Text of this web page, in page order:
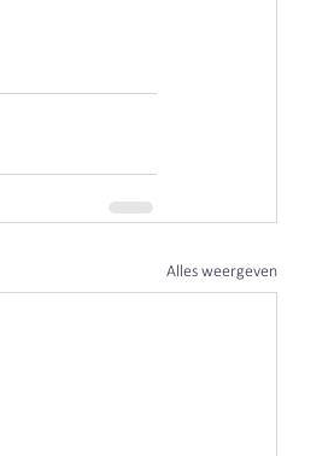
Alles weergeven